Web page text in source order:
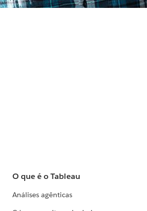
O que é o Tableau
Análises agênticas